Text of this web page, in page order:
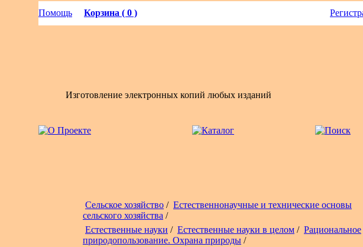
Помощь Корзина ( 0 )
Изготовление электронных копий любых изданий
Сельское хозяйство / Естественнонаучные и технические основы
сельского хозяйства /
Естественные науки / Естественные науки в целом / Рациональное
природопользование. Охрана природы /